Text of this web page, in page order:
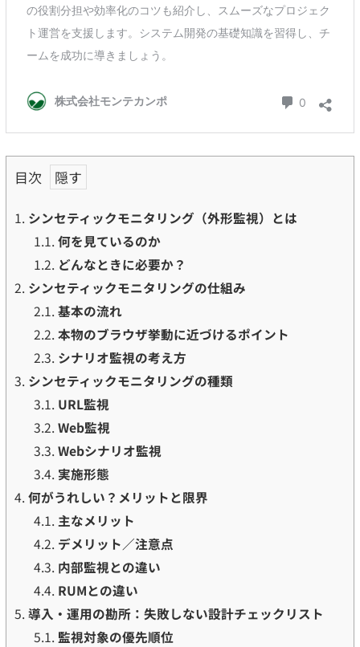
目次
1. シンセティックモニタリング（外形監視）とは
1.1.何を見ているのか
1.2. どんなときに必要か？
2. シンセティックモニタリングの仕組み
2.1.基本の流れ
2.2.本物のブラウザ挙動に近づけるポイント
2.3. シナリオ監視の考え方
3. シンセティックモニタリングの種類
3.1. URL監視
3.2.Web監視
3.3.Webシナリオ監視
3.4. 実施形態
4.何がうれしい？メリットと限界
4.1.主なメリット
4.2. デメリット／注意点
4.3. 内部監視との違い
4.4. RUMとの違い
5.導入・運用の勘所：失敗しない設計チェックリスト
5.1.監視対象の優先順位